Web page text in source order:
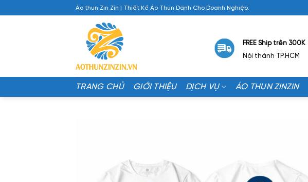
Áo thun Zin Zin | Thiết Kế Áo Thun Dành Cho Doanh Nghiệp.
FREE Ship trên 300K
Nội thành TP.HCM
TRANG CHỦ GIỚI THIỆU DỊCH VỤ ÁO THUN ZINZIN